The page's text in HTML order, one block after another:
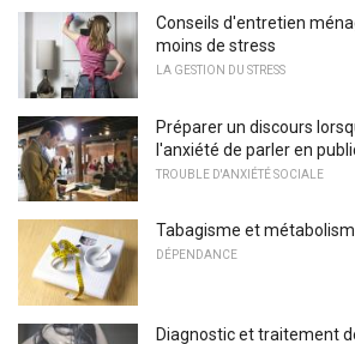
Conseils d'entretien
moins de stress
LA GESTION DU STRESS
Préparer un discours
l'anxiété de parler en
TROUBLE D'ANXIÉTÉ SOCIALE
Tabagisme et
DÉPENDANCE
Diagnostic et traitement